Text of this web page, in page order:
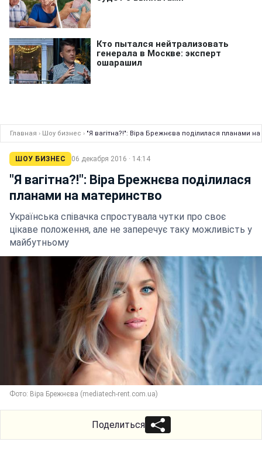
Главная › Шоу бизнес › "Я вагітна?!": Віра Брежнєва поділилася планами
ШОУ БИЗНЕС 06 декабря 2016 · 14:14
"Я вагітна?!": Віра Брежнєва поділилася
планами на материнство
Українська співачка спростувала чутки про своє
цікаве положення, але не заперечує таку можливість у
майбутньому
Фото: Віра Брежнєва (mediatech-rent.com.ua)
Поделиться